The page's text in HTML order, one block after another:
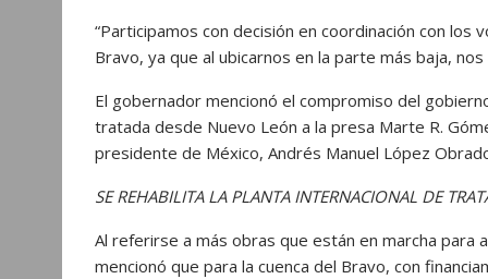
“Participamos con decisión en coordinación con los
Bravo, ya que al ubicarnos en la parte más baja,
El gobernador mencionó el compromiso del
tratada desde Nuevo León a la presa Marte R.
presidente de México, Andrés Manuel López
SE REHABILITA LA PLANTA INTERNACIONAL DE
Al referirse a más obras que están en marcha para
mencionó que para la cuenca del Bravo, con